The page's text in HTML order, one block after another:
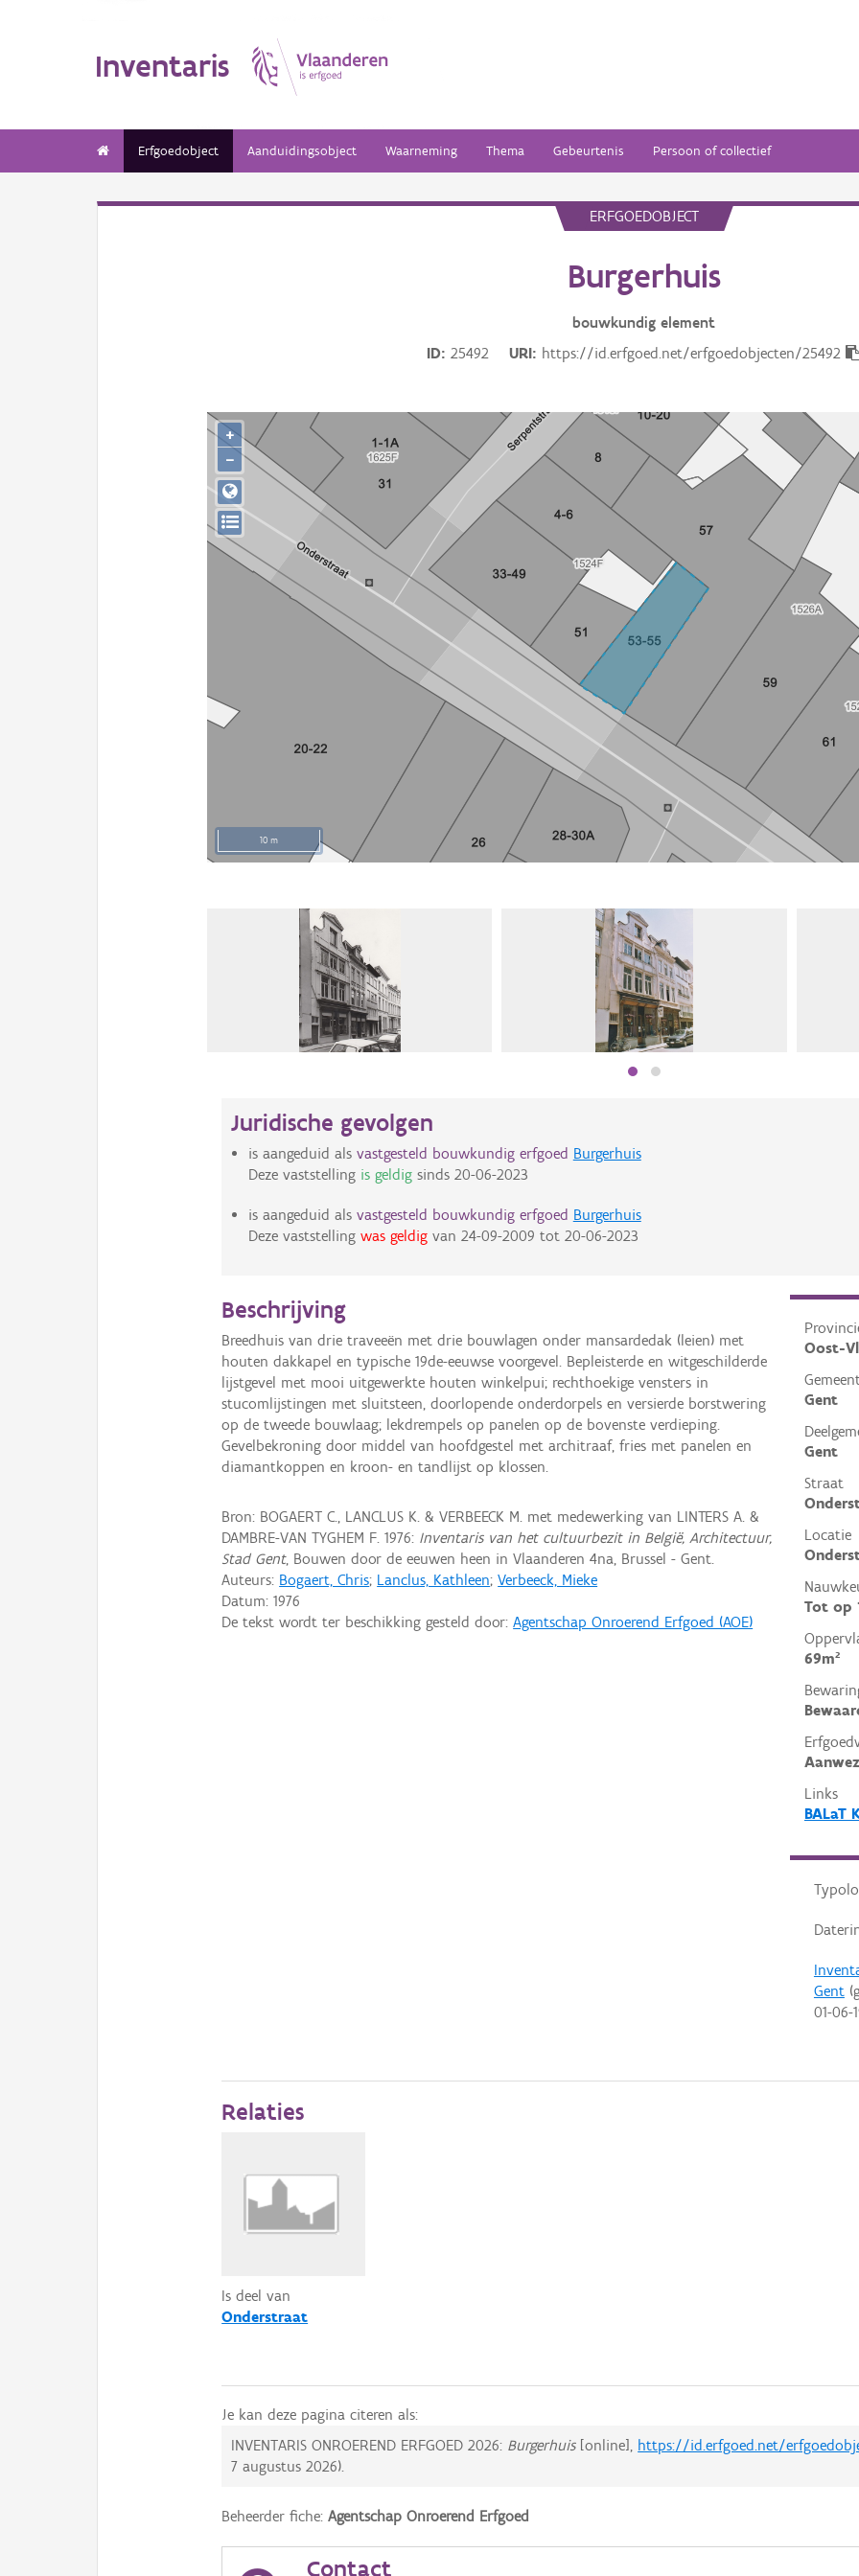
Inventaris
Erfgoedobject Aanduidingsobject Waarneming Thema Gebeurtenis Persoon of collectief
ERFGOEDOBJECT
Burgerhuis
bouwkundig element
ID
25492 URI https://id.erfgoed.net/erfgoedobjecten/25492
10 m
+
−
Juridische gevolgen
is aangeduid als vastgesteld bouwkundig erfgoed Burgerhuis
Deze vaststelling is geldigsinds 20-06-2023
is aangeduid als vastgesteld bouwkundig erfgoed Burgerhuis
Deze vaststelling was geldigvan 24-09-2009 tot 20-06-2023
Oost-
Gent
Gent
Straat
Locatie
Tot op
69m²
Links
BALaT
Gent
01-06-
Beschrijving
Breedhuis van drie traveeën met drie bouwlagen onder mansardedak (leien) met
houten dakkapel en typische 19de-eeuwse voorgevel. Bepleisterde en witgeschilderde
lijstgevel met mooi uitgewerkte houten winkelpui; rechthoekige vensters in
stucomlijstingen met sluitsteen, doorlopende onderdorpels en versierde borstwering
op de tweede bouwlaag; lekdrempels op panelen op de bovenste verdieping.
Gevelbekroning door middel van hoofdgestel met architraaf, fries met panelen en
diamantkoppen en kroon- en tandlijst op klossen.
Bron: BOGAERT C., LANCLUS K. & VERBEECK M. met medewerking van LINTERS A. &
DAMBRE-VAN TYGHEM F. 1976: Inventaris van het cultuurbezit in België, Architectuur,
Stad Gent, Bouwen door de eeuwen heen in Vlaanderen 4na, Brussel - Gent.
Auteurs: Bogaert, Chris; Lanclus, Kathleen;Verbeeck, Mieke
Datum:1976
De tekst wordt ter beschikking gesteld door:Agentschap Onroerend Erfgoed (AOE)
Relaties
Is deel van
Onderstraat
Je kan deze pagina citeren als:
INVENTARIS ONROEREND ERFGOED 2026: Burgerhuis[online], https://id.erfgoed.net/
7 augustus 2026).
Beheerder fiche:Agentschap Onroerend Erfgoed
Contact